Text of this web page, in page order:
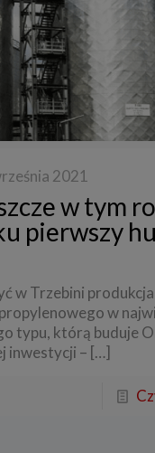
2021
w tym
pierwszy
w Trzebini produkcja
w
typu, którą buduje
inwestycji – […]